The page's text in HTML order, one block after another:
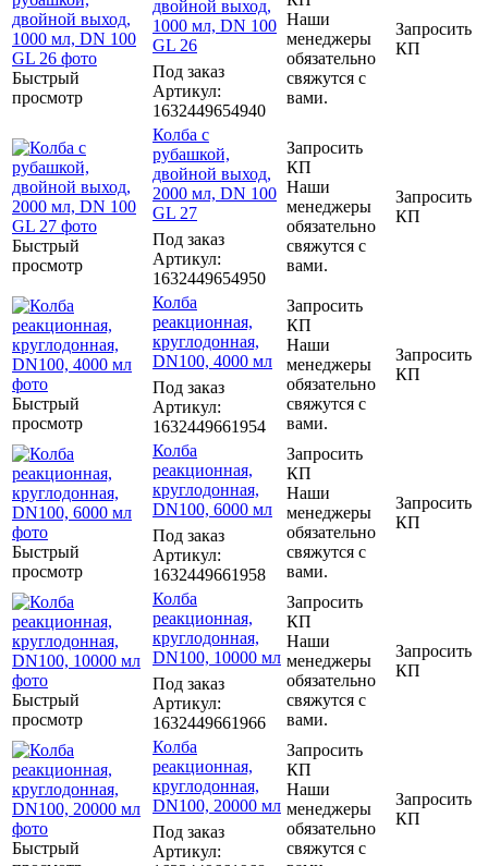
Быстрый
просмотр
двойной выход,
1000 мл, DN 100
GL 26
Под заказ
Артикул:
1632449654940
Наши
менеджеры
обязательно
свяжутся с
вами.
Запросить
КП
Быстрый
просмотр
Колба с
рубашкой,
двойной выход,
2000 мл, DN 100
GL 27
Под заказ
Артикул:
1632449654950
Запросить
КП
Наши
менеджеры
обязательно
свяжутся с
вами.
Запросить
КП
Быстрый
просмотр
Колба
реакционная,
круглодонная,
DN100, 4000 мл
Под заказ
Артикул:
1632449661954
Запросить
КП
Наши
менеджеры
обязательно
свяжутся с
вами.
Запросить
КП
Быстрый
просмотр
Колба
реакционная,
круглодонная,
DN100, 6000 мл
Под заказ
Артикул:
1632449661958
Запросить
КП
Наши
менеджеры
обязательно
свяжутся с
вами.
Запросить
КП
Быстрый
просмотр
Колба
реакционная,
круглодонная,
DN100, 10000 мл
Под заказ
Артикул:
1632449661966
Запросить
КП
Наши
менеджеры
обязательно
свяжутся с
вами.
Запросить
КП
Быстрый
Колба
реакционная,
круглодонная,
DN100, 20000 мл
Под заказ
Артикул:
Запросить
КП
Наши
менеджеры
обязательно
свяжутся с
Запросить
КП